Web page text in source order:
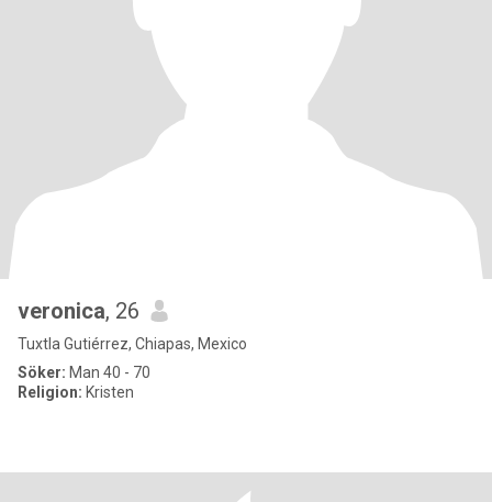
veronica, 26
Tuxtla Gutiérrez, Chiapas, Mexico
Söker: Man 40 - 70
Religion: Kristen